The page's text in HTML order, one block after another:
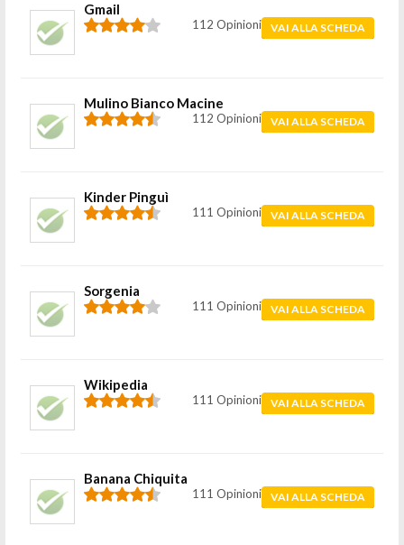
Gmail
112 Opinioni VAI ALLA SCHEDA
Mulino Bianco Macine
112 Opinioni VAI ALLA SCHEDA
Kinder Pinguì
111 Opinioni VAI ALLA SCHEDA
Sorgenia
111 Opinioni VAI ALLA SCHEDA
Wikipedia
111 Opinioni VAI ALLA SCHEDA
Banana Chiquita
111 Opinioni VAI ALLA SCHEDA